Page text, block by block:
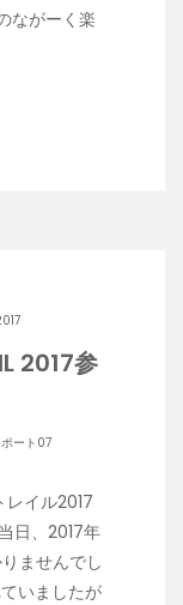
ながーく楽
2017参
ート07
イル2017
日、2017年
ませんでし
いましたが